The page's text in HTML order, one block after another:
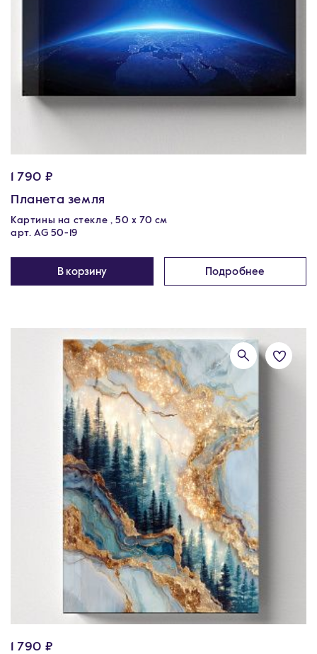
1 790 ₽
Планета земля
Картины на стекле , 50 х 70 см
арт. AG 50-19
В корзину Подробнее
1 790 ₽